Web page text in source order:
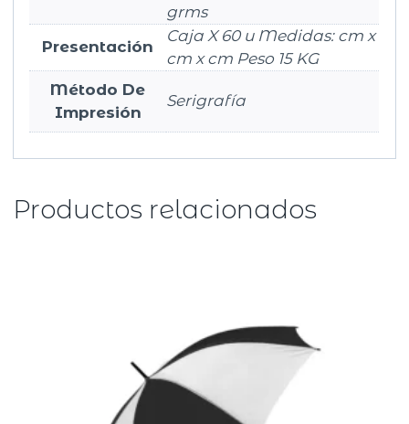
grms
Presentación
Caja X 60 u Medidas: cm x
cm x cm Peso 15 KG
Método De
Impresión
Serigrafía
Productos relacionados